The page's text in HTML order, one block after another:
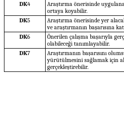
DK4
Araştırma önerisinde
ortaya koyabilir.
DK5
Araştırma önerisinde yer
ve araştırmanın başarısına
DK6
Önerilen çalışma başarıyla
olabileceği tanımlayabilir.
DK7
Araştırmanın başarısını
yürütülmesini sağlamak için
gerçekleştirebilir.